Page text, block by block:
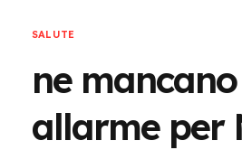
SALUTE
ne
allarme per